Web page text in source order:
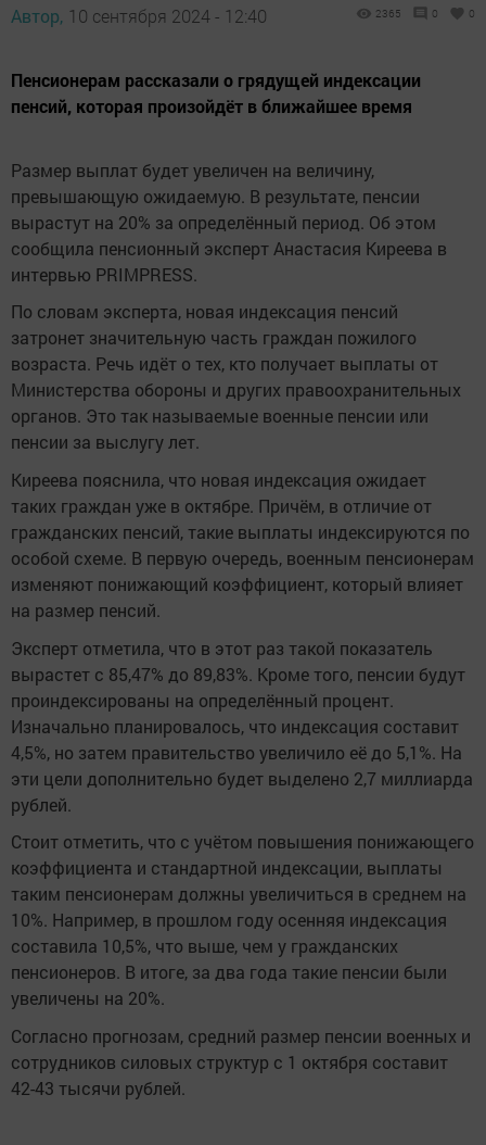
Автор, 10 сентября 2024 - 12:40 2365 0 0
Пенсионерам рассказали о грядущей индексации
пенсий, которая произойдёт в ближайшее время
Размер выплат будет увеличен на величину,
превышающую ожидаемую. В результате, пенсии
вырастут на 20% за определённый период. Об этом
сообщила пенсионный эксперт Анастасия Киреева в
интервью PRIMPRESS.
По словам эксперта, новая индексация пенсий
затронет значительную часть граждан пожилого
возраста. Речь идёт о тех, кто получает выплаты от
Министерства обороны и других правоохранительных
органов. Это так называемые военные пенсии или
пенсии за выслугу лет.
Киреева пояснила, что новая индексация ожидает
таких граждан уже в октябре. Причём, в отличие от
гражданских пенсий, такие выплаты индексируются по
особой схеме. В первую очередь, военным пенсионерам
изменяют понижающий коэффициент, который влияет
на размер пенсий.
Эксперт отметила, что в этот раз такой показатель
вырастет с 85,47% до 89,83%. Кроме того, пенсии будут
проиндексированы на определённый процент.
Изначально планировалось, что индексация составит
4,5%, но затем правительство увеличило её до 5,1%. На
эти цели дополнительно будет выделено 2,7 миллиарда
рублей.
Стоит отметить, что с учётом повышения понижающего
коэффициента и стандартной индексации, выплаты
таким пенсионерам должны увеличиться в среднем на
10%. Например, в прошлом году осенняя индексация
составила 10,5%, что выше, чем у гражданских
пенсионеров. В итоге, за два года такие пенсии были
увеличены на 20%.
Согласно прогнозам, средний размер пенсии военных и
сотрудников силовых структур с 1 октября составит
42-43 тысячи рублей.